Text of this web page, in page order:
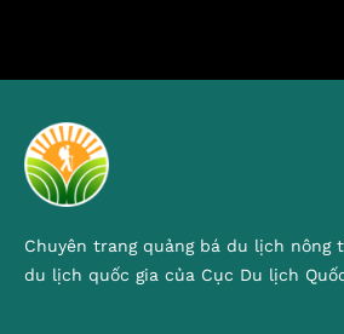
Chuyên trang quảng bá du lịch nông
du lịch quốc gia của Cục Du lịch